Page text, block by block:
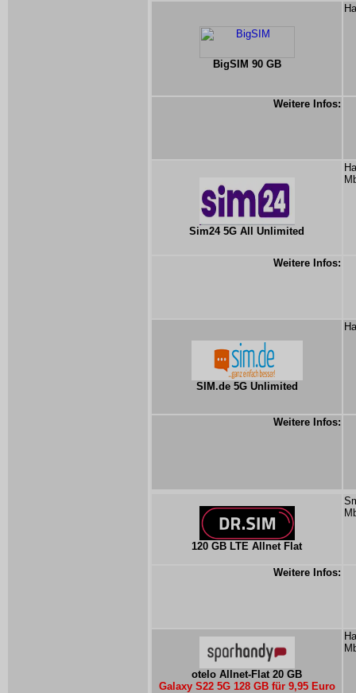
BigSIM 90 GB
Weitere Infos:
Sim24 5G All Unlimited
Weitere Infos:
SIM.de 5G Unlimited
Weitere Infos:
120 GB LTE Allnet Flat
Weitere Infos:
otelo Allnet-Flat 20 GB
Galaxy S22 5G 128 GB für 9,95 Euro